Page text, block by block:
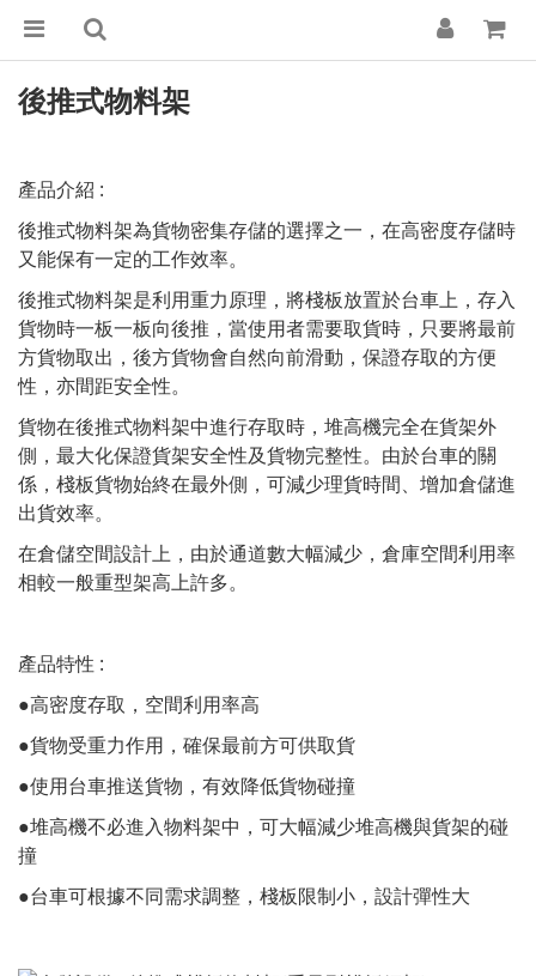
後推式物料架
產品介紹 :
後推式物料架為貨物密集存儲的選擇之一，在高密度存儲時
又能保有一定的工作效率。
後推式物料架是利用重力原理，將棧板放置於台車上，存入
貨物時一板一板向後推，當使用者需要取貨時，只要將最前
方貨物取出，後方貨物會自然向前滑動，保證存取的方便
性，亦間距安全性。
貨物在後推式物料架中進行存取時，堆高機完全在貨架外
側，最大化保證貨架安全性及貨物完整性。由於台車的關
係，棧板貨物始終在最外側，可減少理貨時間、增加倉儲進
出貨效率。
在倉儲空間設計上，由於通道數大幅減少，倉庫空間利用率
相較一般重型架高上許多。
產品特性 :
●高密度存取，空間利用率高
●貨物受重力作用，確保最前方可供取貨
●使用台車推送貨物，有效降低貨物碰撞
●堆高機不必進入物料架中，可大幅減少堆高機與貨架的碰
撞
●台車可根據不同需求調整，棧板限制小，設計彈性大